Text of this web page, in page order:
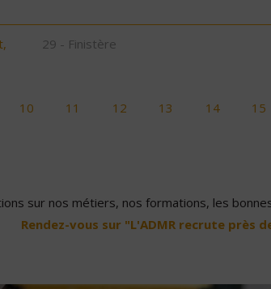
29 - Finistère
10 11 12 13 14 15
sur nos métiers, nos formations, les
Rendez-vous sur "L'ADMR recrute près